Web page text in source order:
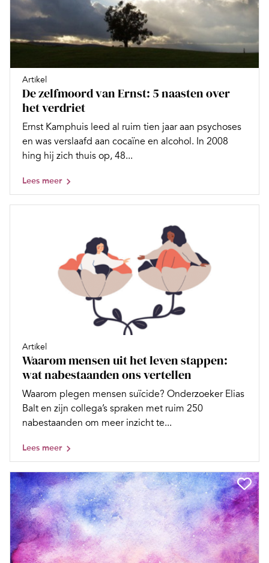
Artikel
De zelfmoord van Ernst: 5 naasten over
het verdriet
Ernst Kamphuis leed al ruim tien jaar aan psychoses
en was verslaafd aan cocaïne en alcohol. In 2008
hing hij zich thuis op, 48...
Lees meer
Artikel
Waarom mensen uit het leven stappen:
wat nabestaanden ons vertellen
Waarom plegen mensen suïcide? Onderzoeker Elias
Balt en zijn collega’s spraken met ruim 250
nabestaanden om meer inzicht te...
Lees meer